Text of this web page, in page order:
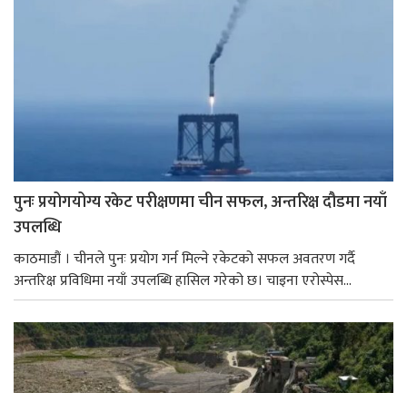
पुनः प्रयोगयोग्य रकेट परीक्षणमा चीन सफल, अन्तरिक्ष दौडमा नयाँ
उपलब्धि
काठमाडौं । चीनले पुनः प्रयोग गर्न मिल्ने रकेटको सफल अवतरण गर्दै
अन्तरिक्ष प्रविधिमा नयाँ उपलब्धि हासिल गरेको छ। चाइना एरोस्पेस...